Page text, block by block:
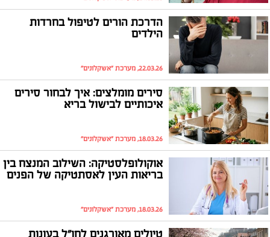
הדרכת הורים לטיפול בחרדות
הילדים
22.03.26, מערכת "אשקלונים"
סירים מומלצים: איך לבחור סירים
איכותיים לבישול בריא
18.03.26, מערכת "אשקלונים"
אוקולופלסטיקה: השילוב המנצח בין
בריאות העין לאסתטיקה של הפנים
18.03.26, מערכת "אשקלונים"
טיולים מאורגנים לחו"ל בעונות